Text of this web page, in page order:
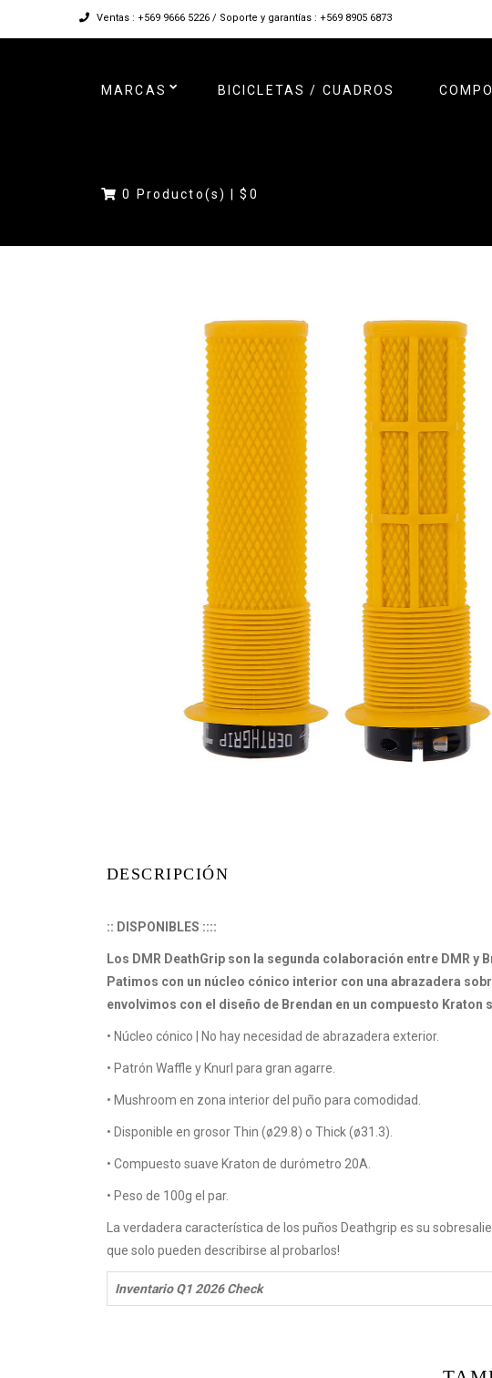
Ventas : +569 9666 5226 / Soporte y garantías : +569 8905 6873
MARCAS BICICLETAS / CUADROS
0 Producto(s) |$0
DESCRIPCIÓN
:: DISPONIBLES ::::
Los DMR DeathGrip son la segunda colaboración entre DMR y
Patimos con un núcleo cónico interior con una abrazadera
envolvimos con el diseño de Brendan en un compuesto Kraton
• Núcleo cónico | No hay necesidad de abrazadera exterior.
• Patrón Waffle y Knurl para gran agarre.
• Mushroom en zona interior del puño para comodidad.
• Disponible en grosor Thin (ø29.8) o Thick (ø31.3).
• Compuesto suave Kraton de durómetro 20A.
• Peso de 100g el par.
La verdadera característica de los puños Deathgrip es su
que solo pueden describirse al probarlos!
Inventario Q1 2026 Check